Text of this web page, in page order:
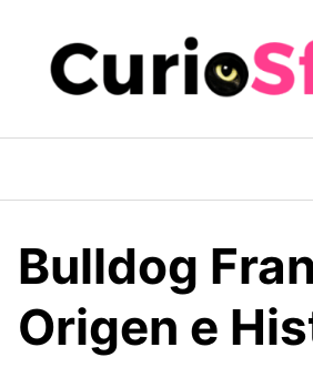
contenido
Bulldog
Origen e